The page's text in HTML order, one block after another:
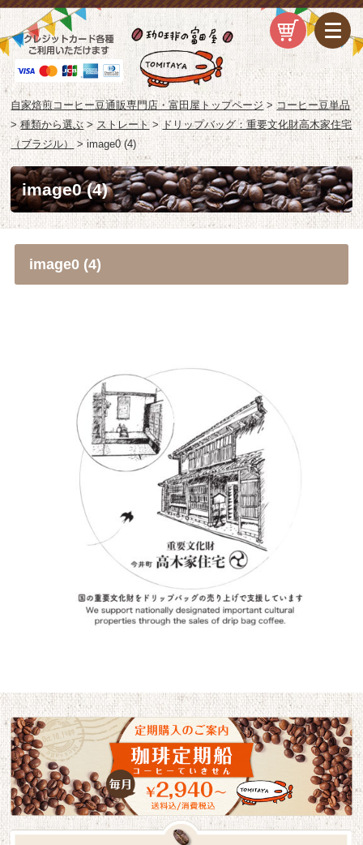
自家焙煎コーヒー豆通販専門店・富田屋トップページ>コーヒー豆単品
>種類から選ぶ > ストレート >ドリップバッグ：重要文化財高木家住宅
（ブラジル）
>image0 (4)
image0 (4)
image0 (4)